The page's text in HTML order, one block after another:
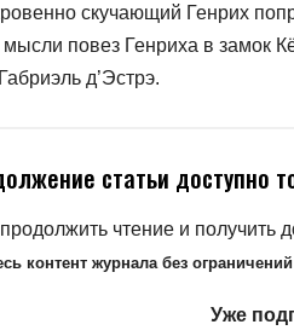
скучающий Генрих
повез Генриха в замок
д’Эстрэ.
статьи доступно
чтение и получить
контент журнала без
Уже